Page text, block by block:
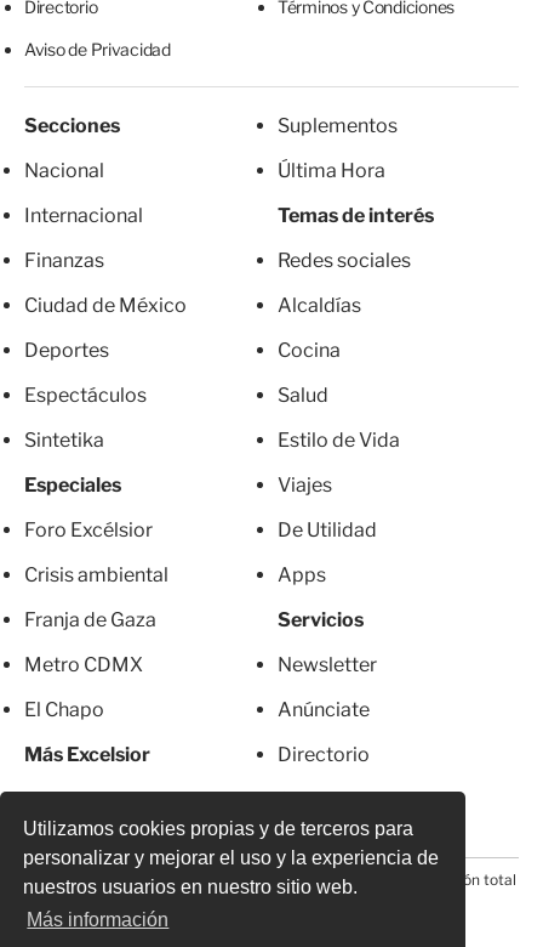
Utilizamos cookies propias y de terceros para
personalizar y mejorar el uso y la experiencia de
nuestros usuarios en nuestro sitio web.
Más información
Directorio Términos y Condiciones
Aviso de Privacidad
Secciones
Nacional
Internacional
Finanzas
Ciudad de México
Deportes
Espectáculos
Sintetika
Especiales
Foro Excélsior
Crisis ambiental
Franja de Gaza
Metro CDMX
El Chapo
Más Excelsior
Suplementos
Última Hora
Temas de interés
Redes sociales
Alcaldías
Cocina
Salud
Estilo de Vida
Viajes
De Utilidad
Apps
Servicios
Newsletter
Anúnciate
Directorio
© 2026 Todos los derechos reservados. Prohibida la reproducción total
o parcial, incluyendo cualquier medio electrónico*